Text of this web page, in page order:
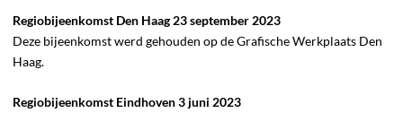
Regiobijeenkomst Den Haag 23 september 2023
Deze bijeenkomst werd gehouden op de Grafische Werkplaats Den
Haag.
Regiobijeenkomst Eindhoven 3 juni 2023